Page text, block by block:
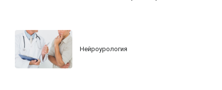
Нейроурология